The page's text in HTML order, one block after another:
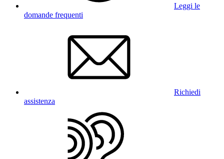
Leggi le
domande frequenti
Richiedi
assistenza